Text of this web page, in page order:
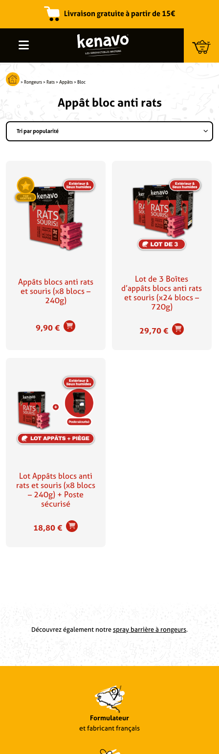
>Rongeurs>Rats>Appâts>Bloc
Appât bloc anti rats
Appâts blocs anti rats
et souris (x8 blocs –
240g)
9,90€
Lot de 3 Boîtes
d’appâts blocs anti rats
et souris (x24 blocs –
720g)
29,70€
Lot Appâts blocs anti
rats et souris (x8 blocs
– 240g) + Poste
sécurisé
18,80€
Découvrez également notrespray barrière à rongeurs.
Formulateur
et fabricant français
Livraison gratuite à partir de 15€